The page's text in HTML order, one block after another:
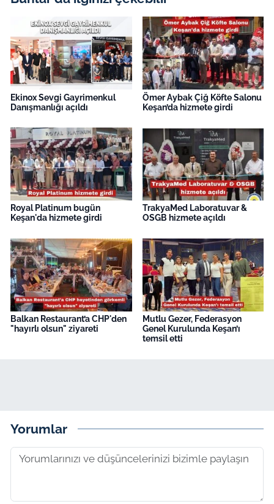
Ekinox Sevgi Gayrimenkul
Danışmanlığı açıldı
Ömer Aybak Çiğ Köfte Salonu
Keşan’da hizmete girdi
Royal Platinum bugün
Keşan'da hizmete girdi
TrakyaMed Laboratuvar &
OSGB hizmete açıldı
Balkan Restaurant’a CHP'den
"hayırlı olsun" ziyareti
Mutlu Gezer, Federasyon
Genel Kurulunda Keşan’ı
temsil etti
Yorumlar